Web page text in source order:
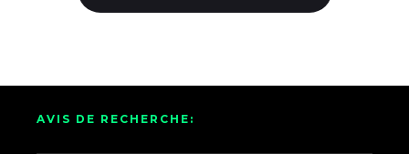
AVIS DE RECHERCHE: